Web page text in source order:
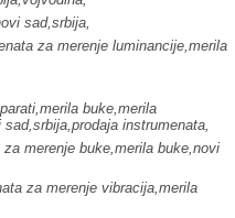
sad,srbija,
za merenje luminancije,merila
buke,merila
instrumenata,
merenje buke,merila buke,novi
za merenje vibracija,merila